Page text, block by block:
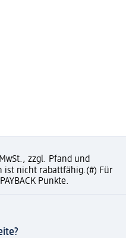
zzgl. Pfand und
ist nicht rabattfähig.(#) Für
Punkte.